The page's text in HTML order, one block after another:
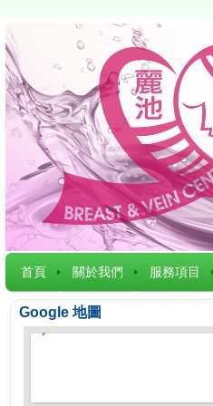
首頁 關於我們 服務項目
Google 地圖